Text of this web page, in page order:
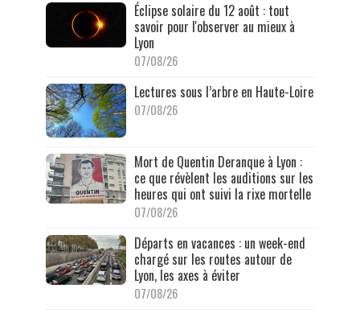
Éclipse solaire du 12 août : tout
savoir pour l'observer au mieux à
Lyon
07/08/26
Lectures sous l’arbre en Haute-Loire
07/08/26
Mort de Quentin Deranque à Lyon :
ce que révèlent les auditions sur les
heures qui ont suivi la rixe mortelle
07/08/26
Départs en vacances : un week-end
chargé sur les routes autour de
Lyon, les axes à éviter
07/08/26